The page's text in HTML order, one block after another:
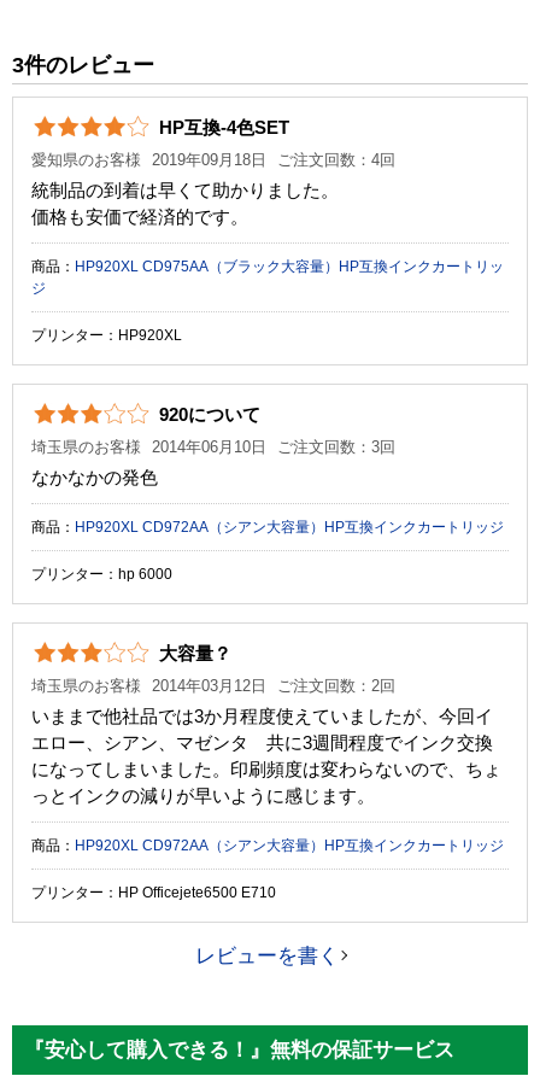
カラー マゼンタ
顔料・染料
ICチップ
製品タイプ
3件のレビュー
HP互換-4色SET
愛知県のお客様 2019年09月18日 ご注文回数：4回
統制品の到着は早くて助かりました。
価格も安価で経済的です。
商品： HP920XL CD975AA（ブラック大容量）HP互換インクカートリッ
ジ
プリンター：HP920XL
920について
埼玉県のお客様 2014年06月10日 ご注文回数：3回
なかなかの発色
商品： HP920XL CD972AA（シアン大容量）HP互換インクカートリッジ
プリンター：hp 6000
大容量？
埼玉県のお客様 2014年03月12日 ご注文回数：2回
いままで他社品では3か月程度使えていましたが、今回イ
エロー、シアン、マゼンタ 共に3週間程度でインク交換
になってしまいました。印刷頻度は変わらないので、ちょ
っとインクの減りが早いように感じます。
商品： HP920XL CD972AA（シアン大容量）HP互換インクカートリッジ
プリンター：HP Officejete6500 E710
レビューを書く
『安心して購入できる！』無料の保証サービス